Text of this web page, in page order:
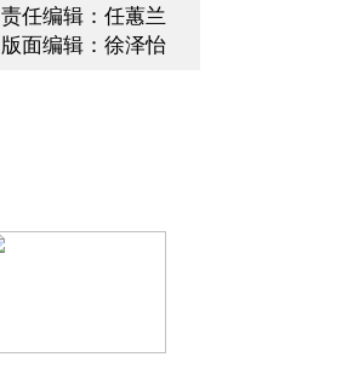
责任编辑：任蕙兰
版面编辑：徐泽怡